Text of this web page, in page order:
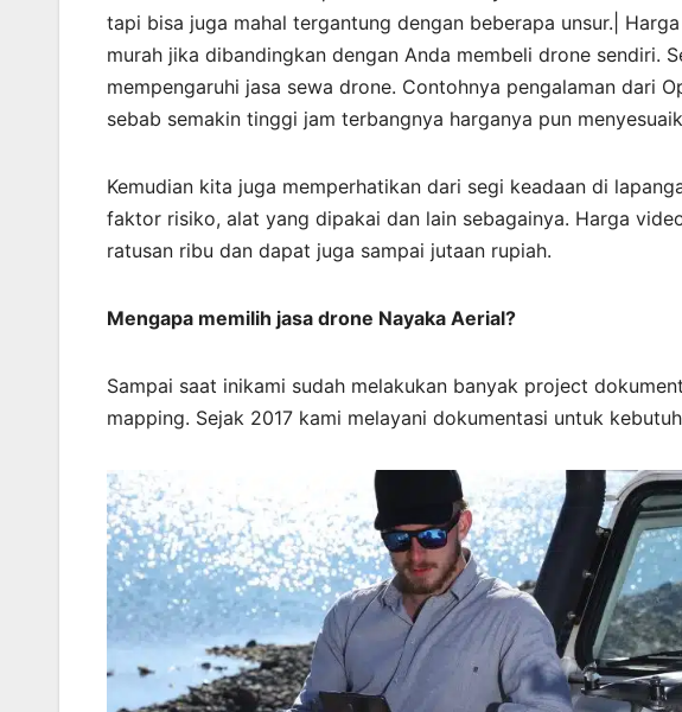
tapi bisa juga mahal tergantung dengan beberapa unsur.|
murah jika dibandingkan dengan Anda membeli drone sendiri.
mempengaruhi jasa sewa drone. Contohnya pengalaman dari
sebab semakin tinggi jam terbangnya harganya pun
Kemudian kita juga memperhatikan dari segi keadaan di
faktor risiko, alat yang dipakai dan lain sebagainya. Harga
ratusan ribu dan dapat juga sampai jutaan rupiah.
Mengapa memilih jasa drone Nayaka Aerial?
Sampai saat inikami sudah melakukan banyak project
mapping. Sejak 2017 kami melayani dokumentasi untuk